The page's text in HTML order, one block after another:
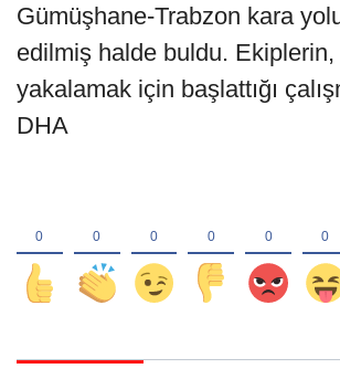
Gümüşhane-Trabzon kara
edilmiş halde buldu.
yakalamak için başlattığı
DHA